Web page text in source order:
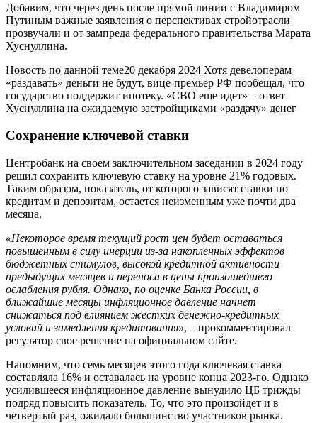
Добавим, что через день после прямой линии с Владимиром
Путиным важные заявления о перспективах стройотрасли
прозвучали и от зампреда федерального правительства Марата
Хуснуллина.
Новость по данной теме20 декабря 2024 Хотя девелоперам
«раздавать» деньги не будут, вице-премьер РФ пообещал, что
государство поддержит ипотеку. «СВО еще идет» – ответ
Хуснуллина на ожидаемую застройщиками «раздачу» денег
Сохранение ключевой ставки
Центробанк на своем заключительном заседании в 2024 году
решил сохранить ключевую ставку на уровне 21% годовых.
Таким образом, показатель, от которого зависят ставки по
кредитам и депозитам, остается неизменным уже почти два
месяца.
«Некоторое время текущий рост цен будет оставаться
повышенным в силу инерции из-за накопленных эффектов
бюджетных стимулов, высокой кредитной активности
предыдущих месяцев и переноса в цены произошедшего
ослабления рубля. Однако, по оценке Банка России, в
ближайшие месяцы инфляционное давление начнет
снижаться под влиянием жестких денежно-кредитных
условий и замедления кредитования», – прокомментировал
регулятор свое решение на официальном сайте.
Напомним, что семь месяцев этого года ключевая ставка
составляла 16% и оставалась на уровне конца 2023-го. Однако
усилившееся инфляционное давление вынудило ЦБ трижды
подряд повысить показатель. То, что это произойдет и в
четвертый раз, ожидало большинство участников рынка.